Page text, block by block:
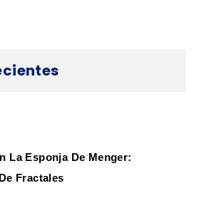
La Esponja De Menger:
Fractales